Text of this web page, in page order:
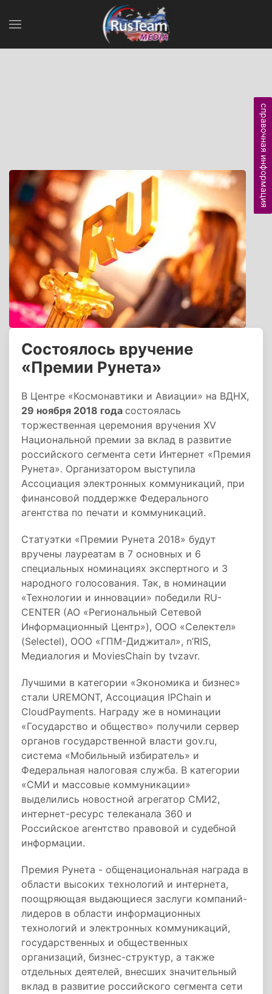
Состоялось вручение
«Премии Рунета»
В Центре «Космонавтики и Авиации» на ВДНХ,
29 ноября 2018 года состоялась
торжественная церемония вручения XV
Национальной премии за вклад в развитие
российского сегмента сети Интернет «Премия
Рунета». Организатором выступила
Ассоциация электронных коммуникаций, при
финансовой поддержке Федерального
агентства по печати и коммуникаций.
Статуэтки «Премии Рунета 2018» будут
вручены лауреатам в 7 основных и 6
специальных номинациях экспертного и 3
народного голосования. Так, в номинации
«Технологии и инновации» победили RU-
CENTER (АО «Региональный Сетевой
Информационный Центр»), ООО «Селектел»
(Selectel), ООО «ГПМ-Диджитал», n’RIS,
Медиалогия и MoviesChain by tvzavr.
Лучшими в категории «Экономика и бизнес»
стали UREMONT, Ассоциация IPChain и
CloudPayments. Награду же в номинации
«Государство и общество» получили сервер
органов государственной власти gov.ru,
система «Мобильный избиратель» и
Федеральная налоговая служба. В категории
«СМИ и массовые коммуникации»
выделились новостной агрегатор СМИ2,
интернет-ресурс телеканала 360 и
Российское агентство правовой и судебной
информации.
Премия Рунета - общенациональная награда в
области высоких технологий и интернета,
поощряющая выдающиеся заслуги компаний-
лидеров в области информационных
технологий и электронных коммуникаций,
государственных и общественных
организаций, бизнес-структур, а также
отдельных деятелей, внесших значительный
вклад в развитие российского сегмента сети
справочная информация